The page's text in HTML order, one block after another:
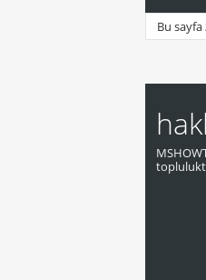
Bu sayfa